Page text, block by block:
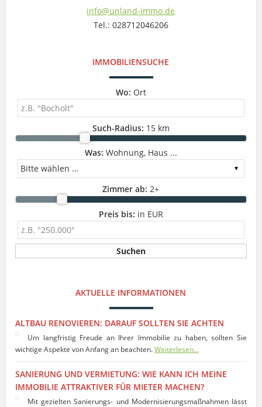
info@unland-immo.de
Tel.: 028712046206
IMMOBILIENSUCHE
Wo: Ort
Such-Radius: 15 km
Was: Wohnung, Haus ...
Zimmer ab: 2+
Preis bis: in EUR
AKTUELLE INFORMATIONEN
ALTBAU RENOVIEREN: DARAUF SOLLTEN SIE ACHTEN
Um langfristig Freude an Ihrer Immobilie zu haben, sollten Sie
wichtige Aspekte von Anfang an beachten.Weiterlesen...
SANIERUNG UND VERMIETUNG: WIE KANN ICH MEINE
IMMOBILIE ATTRAKTIVER FÜR MIETER MACHEN?
Mit gezielten Sanierungs- und Modernisierungsmaßnahmen lässt